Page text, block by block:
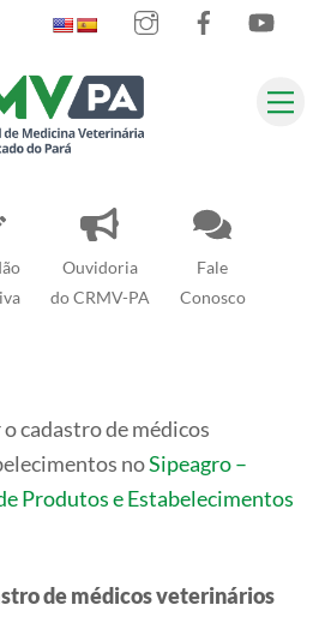
Ouvidoria
do CRMV-PA
Fale
Conosco
InstagramFacebook
cadastro de médicos
noSipeagro –
Produtos e Estabelecimentos
de médicos veterinários